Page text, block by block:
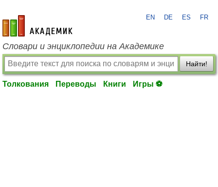
academic.ru
EN DE ES FR
Словари и энциклопедии на Академике
Найти!
Толкования Переводы Книги Игры ⚽